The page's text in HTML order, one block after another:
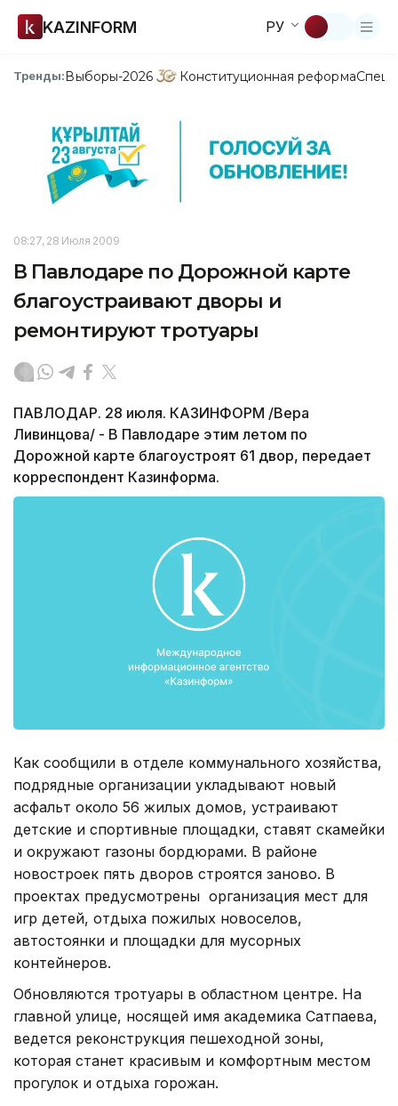
KAZINFORM РУ
Тренды:Выборы-2026 Конституционная реформа
08:27, 28 Июля 2009
В Павлодаре по Дорожной карте
благоустраивают дворы и
ремонтируют тротуары
ПАВЛОДАР. 28 июля. КАЗИНФОРМ /Вера
Ливинцова/ - В Павлодаре этим летом по
Дорожной карте благоустроят 61 двор, передает
корреспондент Казинформа.
Как сообщили в отделе коммунального хозяйства,
подрядные организации укладывают новый
асфальт около 56 жилых домов, устраивают
детские и спортивные площадки, ставят скамейки
и окружают газоны бордюрами. В районе
новостроек пять дворов строятся заново. В
проектах предусмотрены организация мест для
игр детей, отдыха пожилых новоселов,
автостоянки и площадки для мусорных
контейнеров.
Обновляются тротуары в областном центре. На
главной улице, носящей имя академика Сатпаева,
ведется реконструкция пешеходной зоны,
которая станет красивым и комфортным местом
прогулок и отдыха горожан.